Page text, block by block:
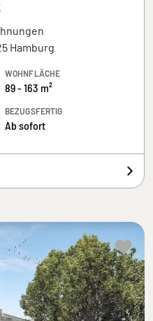
Hamburg
WOHNFLÄCHE
89 - 163 m²
BEZUGSFERTIG
Ab sofort